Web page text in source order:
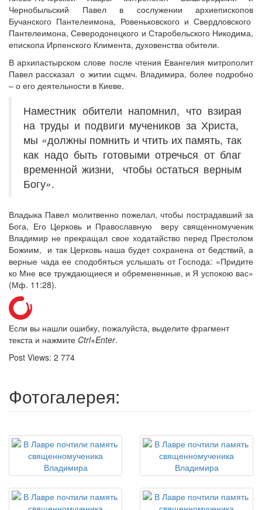
Чернобыльский Павел в сослужении архиепископов
Бучанского Пантелеимона, Ровеньковского и Свердловского
Пантелеимона, Северодонецкого и Старобельского Никодима,
епископа Ирпенского Климента, духовенства обители.
В архипастырском слове после чтения Евангелия митрополит
Павел рассказал о житии сщмч. Владимира, более подробно
– о его деятельности в Киеве.
Наместник обители напомнил, что взирая
на труды и подвиги мучеников за Христа,
мы «должны помнить и чтить их память, так
как надо быть готовыми отречься от благ
временной жизни, чтобы остаться верным
Богу».
Владыка Павел молитвенно пожелал, чтобы пострадавший за
Бога, Его Церковь и Православную веру священномученик
Владимир не прекращал свое ходатайство перед Престолом
Божиим, и так Церковь наша будет сохранена от бедствий, а
верные чада ее сподобяться услышать от Господа: «Придите
ко Мне все труждающиеся и обремененные, и Я успокою вас»
(Мф. 11:28).
Если вы нашли ошибку, пожалуйста, выделите фрагмент
текста и нажмите Ctrl+Enter.
Post Views: 2 774
Фотогалерея: